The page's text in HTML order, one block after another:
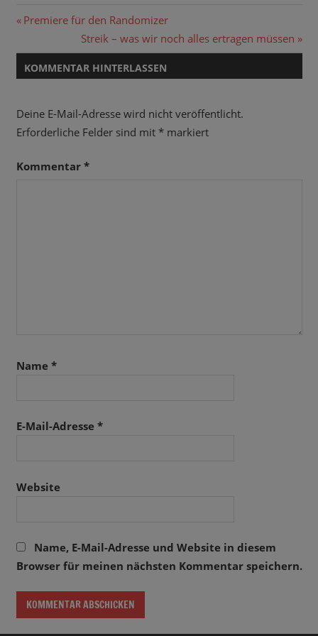
Beitragsnavigation
Vorheriger
Premiere für den Randomizer
Nächster
Beitrag:
Streik – was wir noch alles ertragen müssen
KOMMENTAR HINTERLASSEN
Deine E-Mail-Adresse wird nicht veröffentlicht.
Erforderliche Felder sind mit *markiert
Kommentar *
Name *
E-Mail-Adresse *
Website
Name, E-Mail-Adresse und Website in diesem
Browser für meinen nächsten Kommentar speichern.